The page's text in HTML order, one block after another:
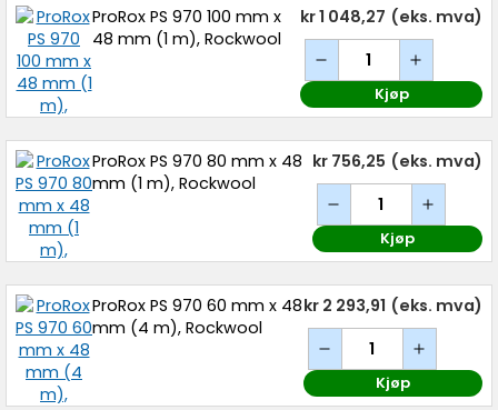
ProRox PS 970 100 mm x
48 mm (1 m), Rockwool
kr 1 048,27 (eks. mva)
Kjøp
ProRox PS 970 80 mm x 48
mm (1 m), Rockwool
kr 756,25 (eks. mva)
Kjøp
ProRox PS 970 60 mm x 48
mm (4 m), Rockwool
kr 2 293,91 (eks. mva)
Kjøp